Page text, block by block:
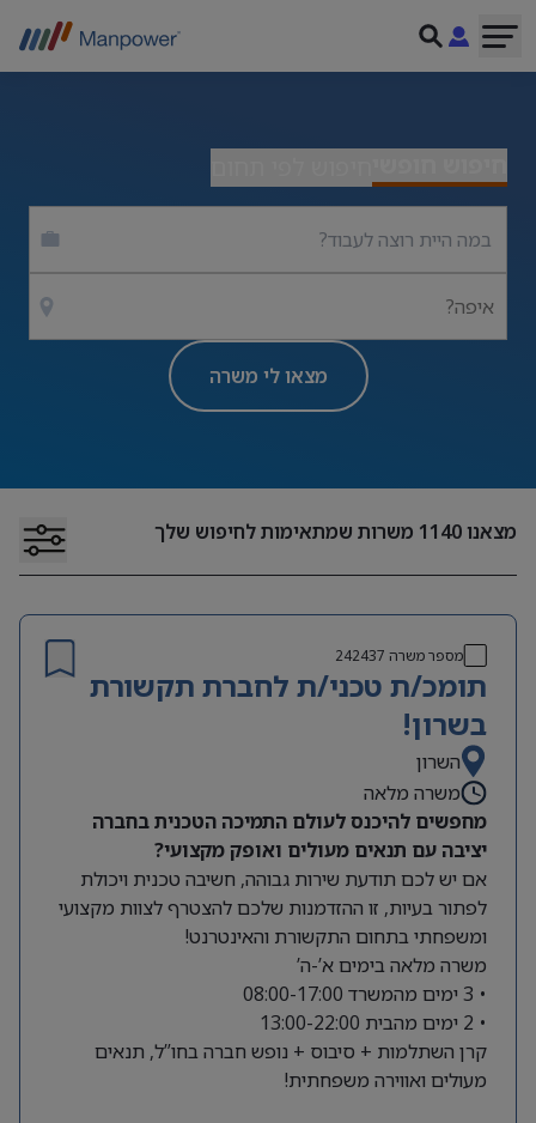
איפה?
מצאו לי משרה
מצאנו1140 משרות שמתאימות לחיפוש שלך
מספר משרה 242437
תומכ/ת טכני/ת לחברת תקשורת
בשרון!
השרון
משרה מלאה
מחפשים להיכנס לעולם התמיכה הטכנית בחברה
יציבה עם תנאים מעולים ואופק מקצועי?
אם יש לכם תודעת שירות גבוהה, חשיבה טכנית ויכולת
לפתור בעיות, זו ההזדמנות שלכם להצטרף לצוות מקצועי
ומשפחתי בתחום התקשורת והאינטרנט!
משרה מלאה בימים א’-ה’
• 3 ימים מהמשרד 08:00-17:00
• 2 ימים מהבית 13:00-22:00
קרן השתלמות + סיבוס + נופש חברה בחו”ל, תנאים
מעולים ואווירה משפחתית!